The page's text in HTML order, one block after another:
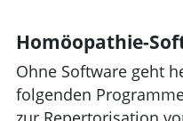
Homöopathie-
Ohne Software geht
folgenden